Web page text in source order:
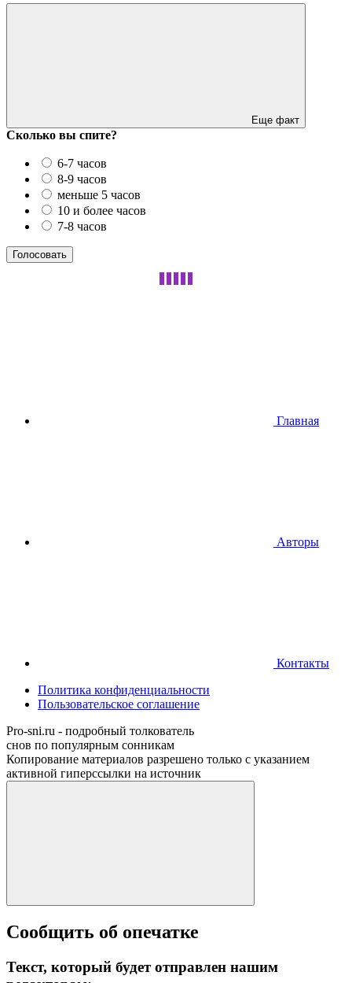
Еще факт
Сколько вы спите?
6-7 часов
8-9 часов
меньше 5 часов
10 и более часов
7-8 часов
Главная
Авторы
Контакты
Политика конфиденциальности
Пользовательское соглашение
Pro-sni.ru - подробный толкователь
снов по популярным сонникам
Копирование материалов разрешено только с указанием
активной гиперссылки на источник
Сообщить об опечатке
Текст, который будет отправлен нашим